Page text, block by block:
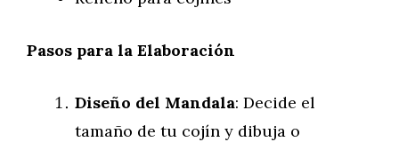
Pasos para la Elaboración
Diseño del Mandala: Decide el
tamaño de tu cojín y dibuja o